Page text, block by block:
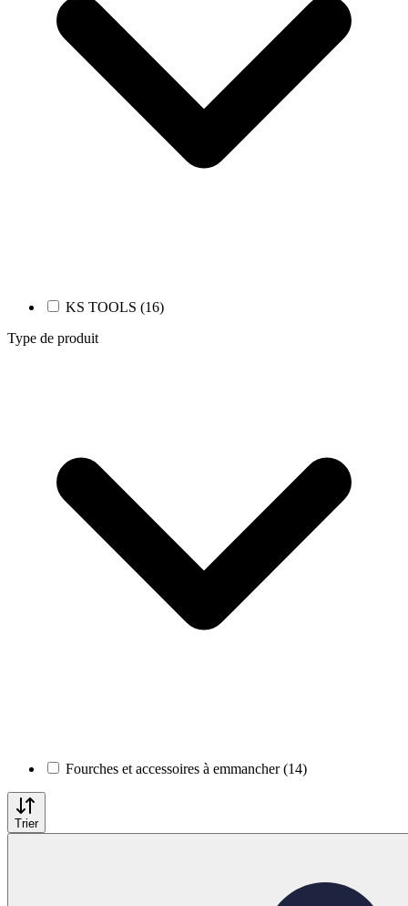
KS TOOLS (16)
Type de produit
Fourches et accessoires à emmancher (14)
Trier